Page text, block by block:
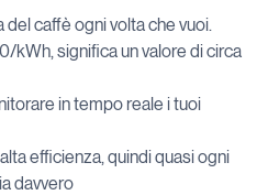
caffè ogni volta che vuoi.
kWh, significa un valore di circa
in tempo reale i tuoi
efficienza, quindi quasi ogni
davvero